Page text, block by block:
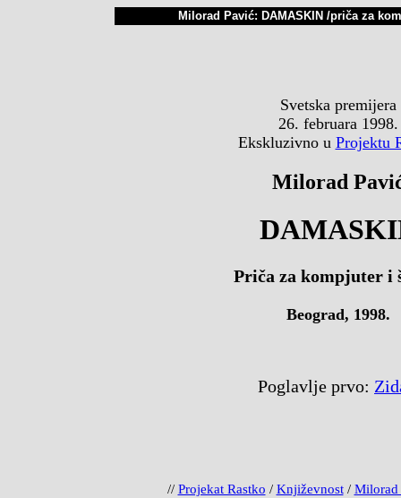
Milorad Pavić: DAMASKIN /priča za
Svetska premijera
26. februara 1998.
Ekskluzivno u Projektu
Milorad
Priča za kompjuter i
Beograd, 1998.
Poglavlje prvo:
// Projekat Rastko / Književnost/ Milorad